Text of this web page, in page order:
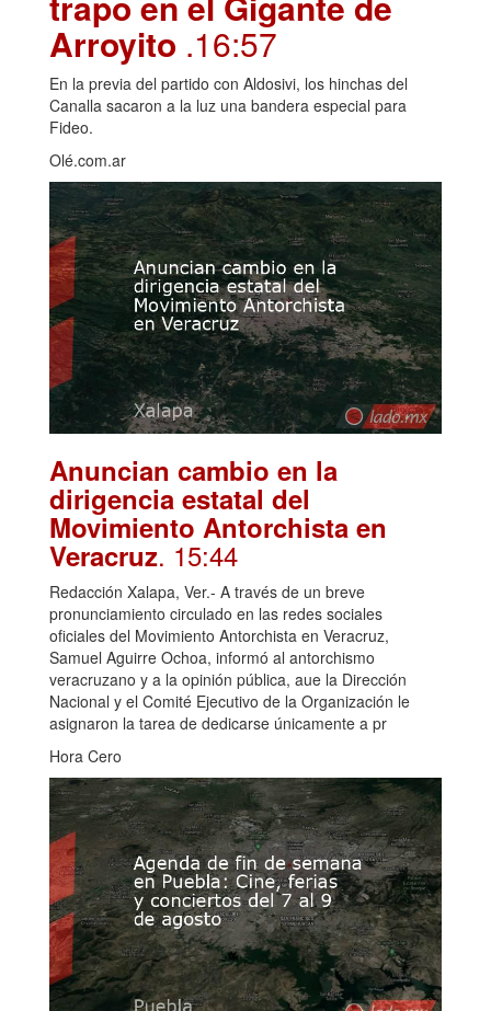
Arroyito .16:57
En la previa del partido con Aldosivi, los hinchas del
Canalla sacaron a la luz una bandera especial para
Fideo.
Olé.com.ar
Anuncian cambio en la
dirigencia estatal del
Movimiento Antorchista en
Veracruz. 15:44
Redacción Xalapa, Ver.- A través de un breve
pronunciamiento circulado en las redes sociales
oficiales del Movimiento Antorchista en Veracruz,
Samuel Aguirre Ochoa, informó al antorchismo
veracruzano y a la opinión pública, aue la Dirección
Nacional y el Comité Ejecutivo de la Organización le
asignaron la tarea de dedicarse únicamente a pr
Hora Cero